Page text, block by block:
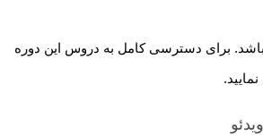
برای دسترسی کامل به دروس این دوره
ویدئو